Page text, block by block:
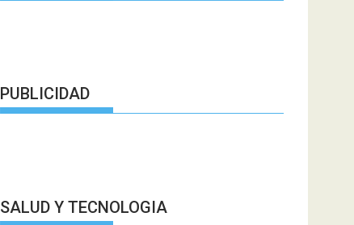
PUBLICIDAD
SALUD Y TECNOLOGIA